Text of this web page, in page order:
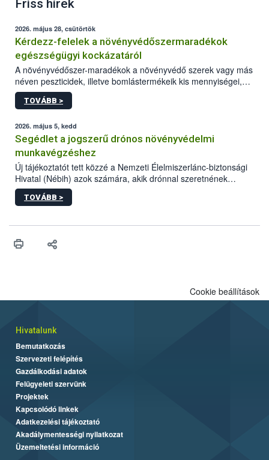
Friss hírek
2026. május 28, csütörtök
Kérdezz-felelek a növényvédőszermaradékok
egészségügyi kockázatáról
A növényvédőszer-maradékok a növényvédő szerek vagy más
néven peszticidek, illetve bomlástermékeik kis mennyiségei,
melyek a terményekben vagy azok felületén a betakarítást,
szüretelést, illetve tárolást követően is megmaradhatnak. Az
mennyiségének esetenként a kezelt terményeken is jelen kell
lennie. Nem minden élelmiszer tartalmaz szermaradékot.
Azokban az élelmiszerekben is, melyekben kimutathatóak,
általában csak nagyon kis mennyiségben vannak jelen, így nem
jelenthetnek kockázatot a fogyasztó egészségére nézve.
TOVÁBB >
2026. május 5, kedd
Segédlet a jogszerű drónos növényvédelmi
munkavégzéshez
Új tájékoztatót tett közzé a Nemzeti Élelmiszerlánc-biztonsági
Hivatal (Nébih) azok számára, akik drónnal szeretnének
növényvédelmi vagy tápanyag-gazdálkodási tevékenységet
végezni Magyarországon. Az összefoglaló részletesen
műszaki és hatósági feltételek.
TOVÁBB >
Cookie beállítások
Hivatalunk
Bemutatkozás
Szervezeti felépítés
Gazdálkodási adatok
Felügyeleti szervünk
Projektek
Kapcsolódó linkek
Adatkezelési tájékoztató
Akadálymentességi nyilatkozat
Üzemeltetési információ